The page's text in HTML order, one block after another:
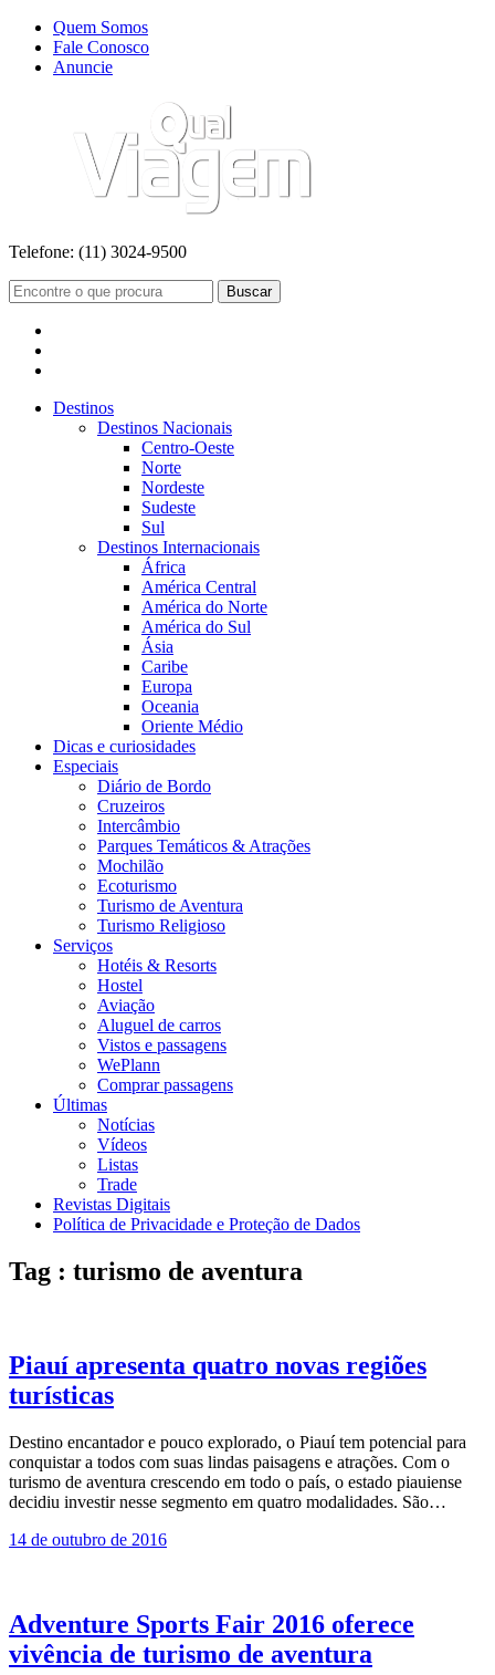
Quem Somos
Fale Conosco
Anuncie
Telefone: (11) 3024-9500
Buscar
Destinos
Destinos Nacionais
Centro-Oeste
Norte
Nordeste
Sudeste
Sul
Destinos Internacionais
África
América Central
América do Norte
América do Sul
Ásia
Caribe
Europa
Oceania
Oriente Médio
Dicas e curiosidades
Especiais
Diário de Bordo
Cruzeiros
Intercâmbio
Parques Temáticos & Atrações
Mochilão
Ecoturismo
Turismo de Aventura
Turismo Religioso
Serviços
Hotéis & Resorts
Hostel
Aviação
Aluguel de carros
Vistos e passagens
WePlann
Comprar passagens
Últimas
Notícias
Vídeos
Listas
Trade
Revistas Digitais
Política de Privacidade e Proteção de Dados
Tag : turismo de aventura
Piauí apresenta quatro novas regiões
turísticas
Destino encantador e pouco explorado, o Piauí tem potencial para
conquistar a todos com suas lindas paisagens e atrações. Com o
turismo de aventura crescendo em todo o país, o estado piauiense
decidiu investir nesse segmento em quatro modalidades. São…
14 de outubro de 2016
Adventure Sports Fair 2016 oferece
vivência de turismo de aventura